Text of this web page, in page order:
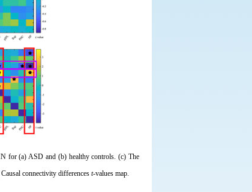
for (a) ASD and (b) healthy controls. (c) The
connectivity differences t-values map.